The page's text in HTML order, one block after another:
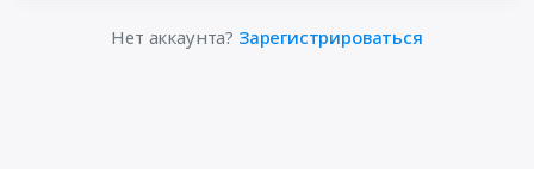
Нет аккаунта? Зарегистрироваться